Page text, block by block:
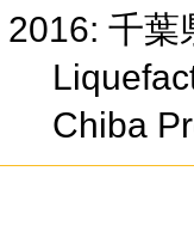
2016: 千
Chiba